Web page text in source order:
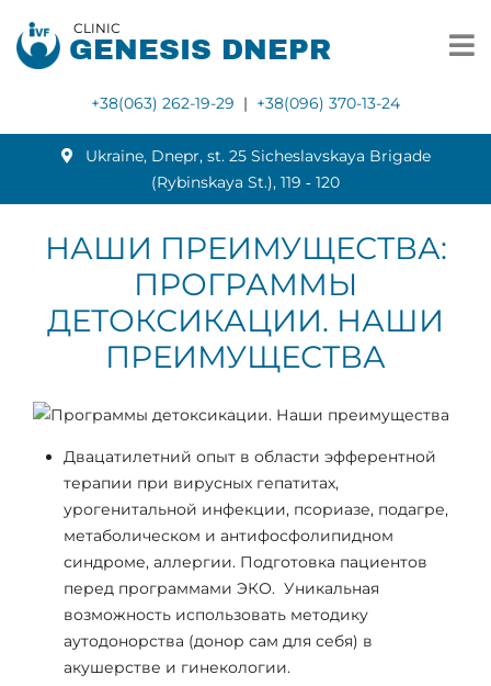
CLINIC
GENESIS DNEPR
+38(063) 262-19-29 | +38(096) 370-13-24
Ukraine, Dnepr, st. 25 Sicheslavskaya Brigade
(Rybinskaya St.), 119 ‑ 120
НАШИ ПРЕИМУЩЕСТВА:
ПРОГРАММЫ
ДЕТОКСИКАЦИИ. НАШИ
ПРЕИМУЩЕСТВА
Двацатилетний опыт в области эфферентной
терапии при вирусных гепатитах,
урогенитальной инфекции, псориазе, подагре,
метаболическом и антифосфолипидном
синдроме, аллергии. Подготовка пациентов
перед программами ЭКО. Уникальная
возможность использовать методику
аутодонорства (донор сам для себя) в
акушерстве и гинекологии.